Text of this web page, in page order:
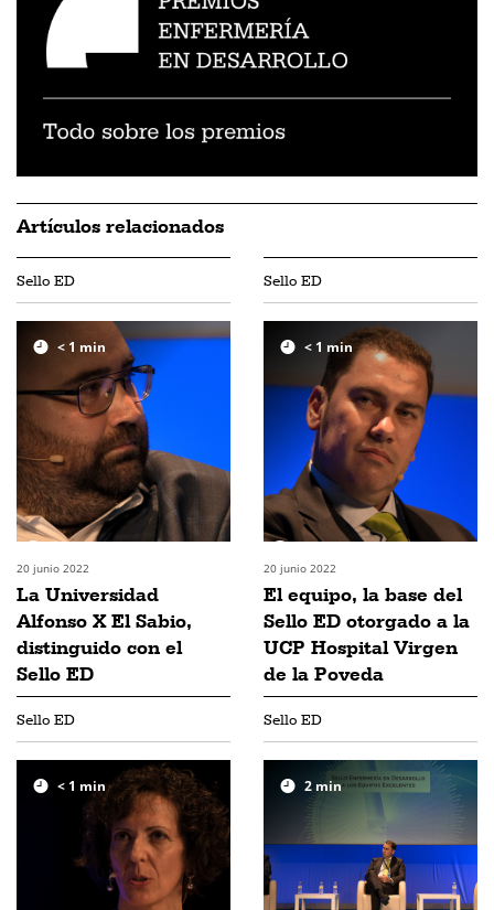
Artículos relacionados
Sello ED
< 1 min
20 junio 2022
La Universidad
Alfonso X El Sabio,
distinguido con el
Sello ED
Sello ED
< 1 min
20 junio 2022
El equipo, la base del
Sello ED otorgado a la
UCP Hospital Virgen
de la Poveda
Sello ED
< 1 min
Sello ED
2min